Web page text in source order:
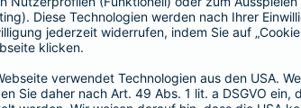
direkt zum Facharzt.
hochwertige ambulante Leistungen
Basisleistung im stationären Bereich